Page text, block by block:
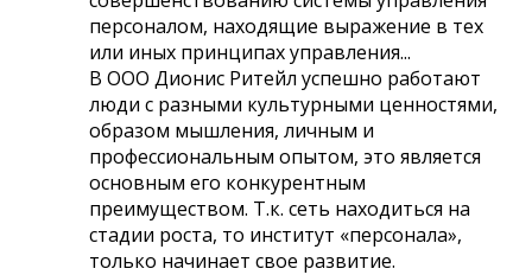
персоналом, находящие выражение в тех
или иных принципах управления...
В ООО Дионис Ритейл успешно работают
люди с разными культурными ценностями,
образом мышления, личным и
профессиональным опытом, это является
основным его конкурентным
преимуществом. Т.к. сеть находиться на
стадии роста, то институт «персонала»,
только начинает свое развитие.